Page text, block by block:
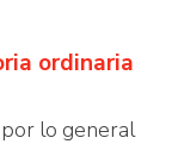
ordinaria
por lo general